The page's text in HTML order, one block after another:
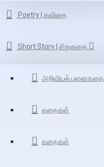
Poetry | கவிதை
Short Story | சிறுகதை
அறிவியல் புனைகதை
கதைகள்
கதைகள்